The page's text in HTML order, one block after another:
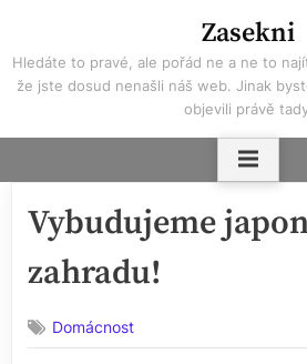
content
Zasekni
Hledáte to pravé, ale pořád ne a ne to
že jste dosud nenašli náš web. Jinak
objevili právě
Vybudujeme
zahradu!
Domácnost